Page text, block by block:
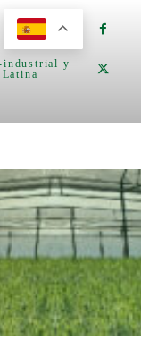
industrial y